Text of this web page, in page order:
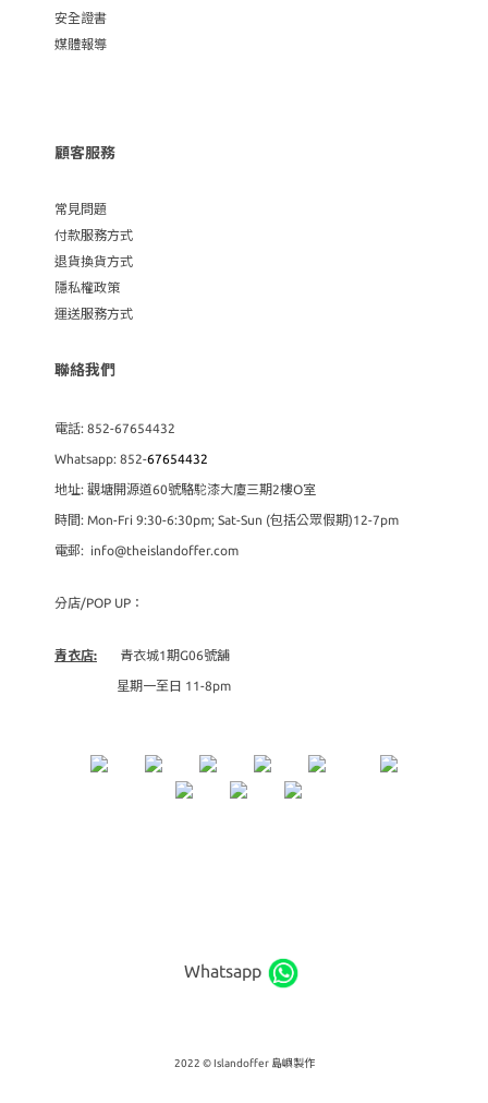
安全證書
媒體報導
顧客服務
常見問題
付款服務方式
退貨換貨方式
隱私權政策
運送服務方式
聯絡我們
電話: 852-67654432
Whatsapp: 852-67654432
地址: 觀塘開源道60號駱駝漆大廈三期2樓O室
時間: Mon-Fri 9:30-6:30pm; Sat-Sun (包括公眾假期)12-7pm
電郵: info@theislandoffer.com
分店/POP UP：
青衣店: 青衣城1期G06號舖
星期一至日 11-8pm
Whatsapp
2022 © Islandoffer 島嶼製作